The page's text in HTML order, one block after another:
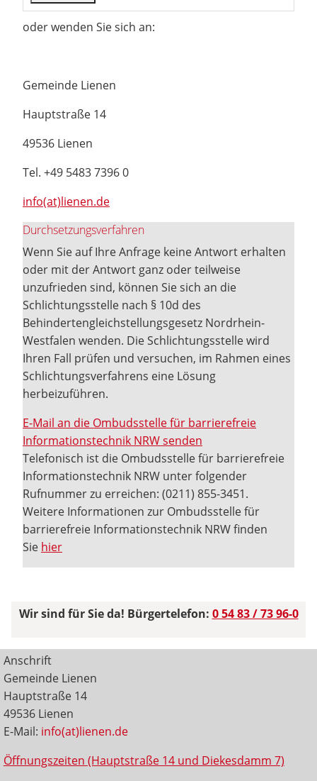
oder wenden Sie sich an:
Gemeinde Lienen
Hauptstraße 14
49536 Lienen
Tel. +49 5483 7396 0
info(at)lienen.de
Durchsetzungsverfahren
Wenn Sie auf Ihre Anfrage keine Antwort erhalten
oder mit der Antwort ganz oder teilweise
unzufrieden sind, können Sie sich an die
Schlichtungsstelle nach § 10d des
Behindertengleichstellungsgesetz Nordrhein-
Westfalen wenden. Die Schlichtungsstelle wird
Ihren Fall prüfen und versuchen, im Rahmen eines
Schlichtungsverfahrens eine Lösung
herbeizuführen.
E-Mail an die Ombudsstelle für barrierefreie
Informationstechnik NRW senden
Telefonisch ist die Ombudsstelle für barrierefreie
Informationstechnik NRW unter folgender
Rufnummer zu erreichen: (0211) 855-3451.
Weitere Informationen zur Ombudsstelle für
barrierefreie Informationstechnik NRW finden
Sie hier
Wir sind für Sie da! Bürgertelefon: 0 54 83 / 73 96-0
Anschrift
Gemeinde Lienen
Hauptstraße 14
49536 Lienen
E-Mail: info(at)lienen.de
Öffnungszeiten (Hauptstraße 14 und Diekesdamm 7)